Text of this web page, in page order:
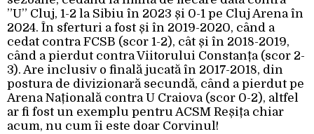
”U” Cluj, 1-2 la Sibiu în 2023 și 0-1 pe Cluj Arena în
2024. În sferturi a fost și în 2019-2020, când a
cedat contra FCSB (scor 1-2), cât și în 2018-2019,
când a pierdut contra Viitorului Constanța (scor 2-
3). Are inclusiv o finală jucată în 2017-2018, din
postura de divizionară secundă, când a pierdut pe
Arena Națională contra U Craiova (scor 0-2), altfel
ar fi fost un exemplu pentru ACSM Reșița chiar
acum, nu cum îi este doar Corvinul!